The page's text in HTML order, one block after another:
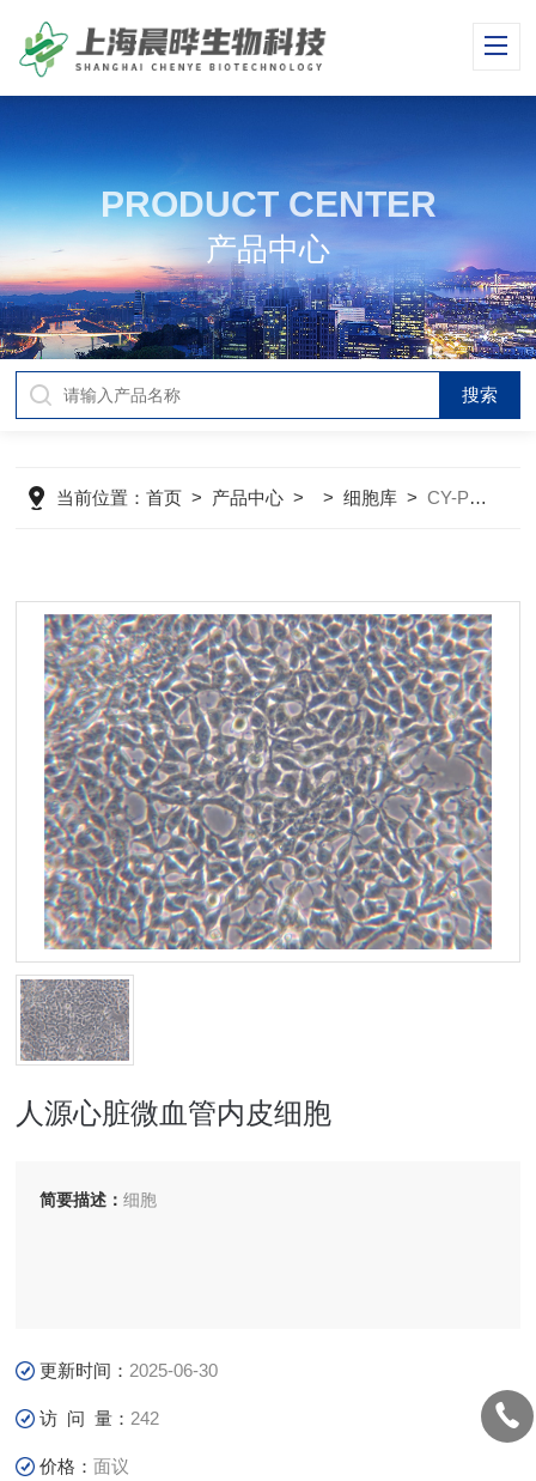
PRODUCT CENTER
产品中心
当前位置：首页 > 产品中心 > >细胞库 >CY-PC-H0013人源心脏微血管内皮细胞
人源心脏微血管内皮细胞
简要描述：细胞
更新时间： 2025-06-30
访 问 量： 242
价格：面议